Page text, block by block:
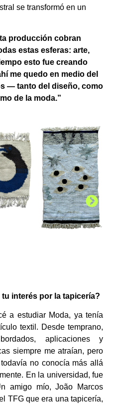
se transformó en un
producción cobran
estas esferas: arte,
esto fue creando
me quedo en medio del
— tanto del diseño, como
de la moda.”
interés por la tapicería?
a estudiar Moda, ya tenía
textil. Desde temprano,
aplicaciones y
siempre me atraían, pero
no conocía más allá
En la universidad, fue
amigo mío, João Marcos
TFG que era una tapicería,